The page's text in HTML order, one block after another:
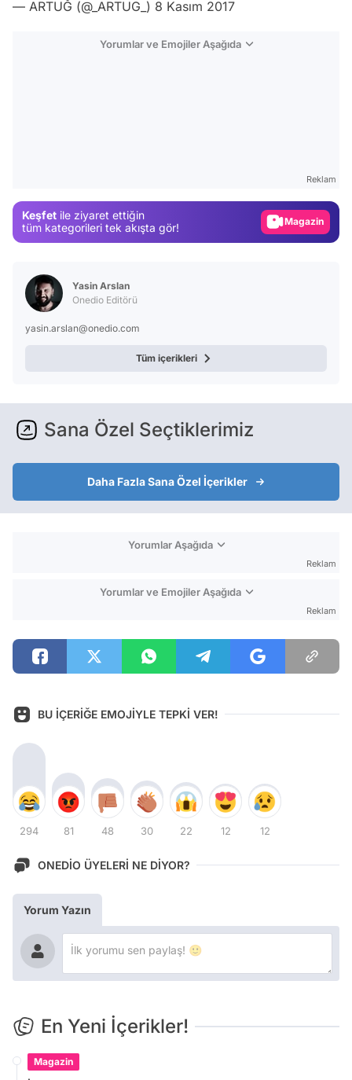
— ARTUĞ (@_ARTUG_) 8 Kasım 2017
Yorumlar ve Emojiler Aşağıda
Reklam
Keşfet ile ziyaret ettiğin
tüm kategorileri tek akışta gör!
Gündem
Magazin
Video
Yasin Arslan
Onedio Editörü
yasin.arslan@onedio.com
Tüm içerikleri
Sana Özel Seçtiklerimiz
Daha Fazla Sana Özel İçerikler
Yorumlar Aşağıda
Reklam
Yorumlar ve Emojiler Aşağıda
Reklam
BU İÇERİĞE EMOJİYLE TEPKİ VER!
294 81 48 30 22 12 12
ONEDİO ÜYELERİ NE DİYOR?
Yorum Yazın
En Yeni İçerikler!
Magazin